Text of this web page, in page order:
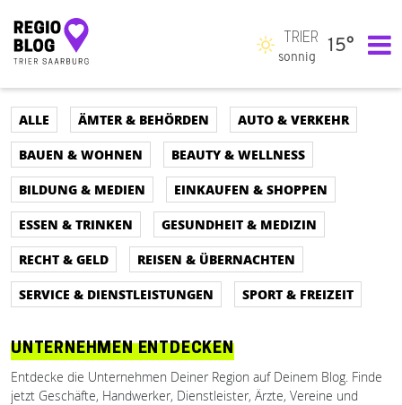
Hauptnavigation
TRIER
sonnig
15°
ALLE ÄMTER & BEHÖRDEN
AUTO & VERKEHR
BAUEN & WOHNEN
BEAUTY & WELLNESS
BILDUNG & MEDIEN
EINKAUFEN & SHOPPEN
ESSEN & TRINKEN
GESUNDHEIT & MEDIZIN
RECHT & GELD
REISEN & ÜBERNACHTEN
SERVICE & DIENSTLEISTUNGEN
SPORT & FREIZEIT
UNTERNEHMEN ENTDECKEN
Entdecke die Unternehmen Deiner Region auf Deinem Blog. Finde
jetzt Geschäfte, Handwerker, Dienstleister, Ärzte, Vereine und